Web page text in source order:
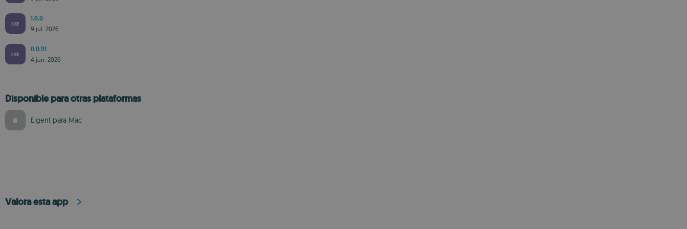
EXE
1.0.0
9 jul. 2026
EXE
0.0.91
4 jun. 2026
Disponible para otras plataformas
Eigent para Mac
Valora esta app